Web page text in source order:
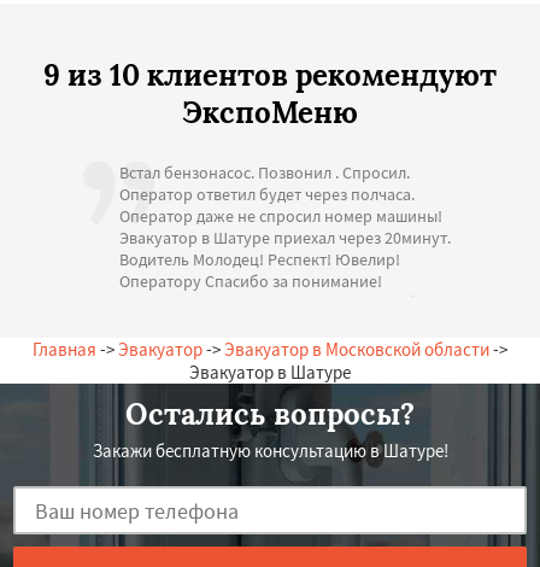
9 из 10 клиентов рекомендуют
ЭкспоМеню
Встал бензонасос. Позвонил . Спросил.
Оператор ответил будет через полчаса.
Оператор даже не спросил номер машины!
Эвакуатор в Шатуре приехал через 20минут.
Водитель Молодец! Респект! Ювелир!
Оператору Спасибо за понимание!
Стоимость адекватная. Большое спасибо за
— А. Игоревна, 16.07.2026
Россия, Шатура, Зеленая, 15
Главная ->Эвакуатор->Эвакуатор в Московской области->
Эвакуатор в Шатуре
Остались вопросы?
Закажи бесплатную консультацию в Шатуре!